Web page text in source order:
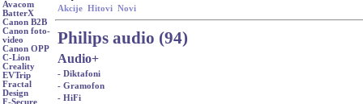
Avacom
BatterX
Canon B2B
Canon foto-
video
Canon OPP
C-Lion
Creality
EVTrip
Fractal
Design
F-Secure
Akcije Hitovi Novi
Philips audio (94)
Audio+
- Diktafoni
- Gramofon
- HiFi